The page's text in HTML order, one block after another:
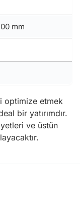
mm
optimize etmek
bir yatırımdır.
ve üstün